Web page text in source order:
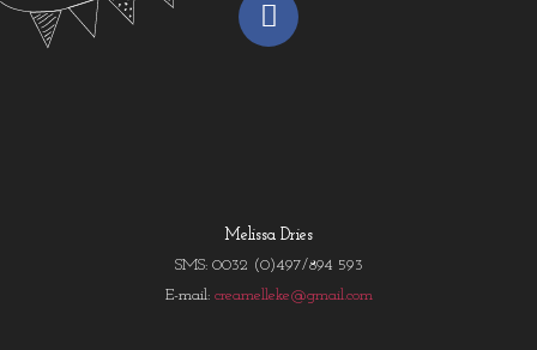
Melissa Dries
SMS: 0032 (0)497/894 593
E-mail: creamelleke@gmail.com